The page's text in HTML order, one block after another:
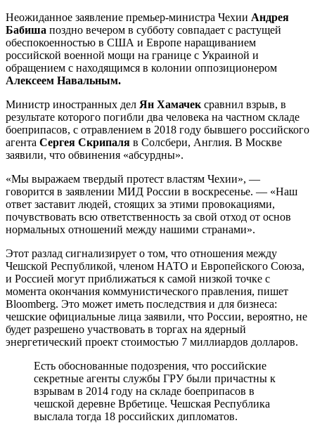
Неожиданное заявление премьер-министра Чехии Андрея
Бабиша поздно вечером в субботу совпадает с растущей
обеспокоенностью в США и Европе наращиванием
российской военной мощи на границе с Украиной и
обращением с находящимся в колонии оппозиционером
Алексеем Навальным.
Министр иностранных дел Ян Хамачек сравнил взрыв, в
результате которого погибли два человека на частном складе
боеприпасов, с отравлением в 2018 году бывшего российского
агента Сергея Скрипаля в Солсбери, Англия. В Москве
заявили, что обвинения «абсурдны».
«Мы выражаем твердый протест властям Чехии», —
говорится в заявлении МИД России в воскресенье. — «Наш
ответ заставит людей, стоящих за этими провокациями,
почувствовать всю ответственность за свой отход от основ
нормальных отношений между нашими странами».
Этот разлад сигнализирует о том, что отношения между
Чешской Республикой, членом НАТО и Европейского Союза,
и Россией могут приближаться к самой низкой точке с
момента окончания коммунистического правления, пишет
Bloomberg. Это может иметь последствия и для бизнеса:
чешские официальные лица заявили, что России, вероятно, не
будет разрешено участвовать в торгах на ядерный
энергетический проект стоимостью 7 миллиардов долларов.
Есть обоснованные подозрения, что российские
секретные агенты службы ГРУ были причастны к
взрывам в 2014 году на складе боеприпасов в
чешской деревне Врбетице. Чешская Республика
выслала тогда 18 российских дипломатов.